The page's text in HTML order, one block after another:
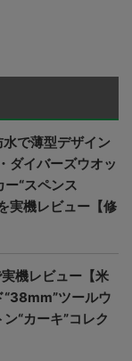
で薄型デザイン
ダイバーズウオッ
“スペンス
実機レビュー【修
機レビュー【米
ツールウ
“カーキ”コレク